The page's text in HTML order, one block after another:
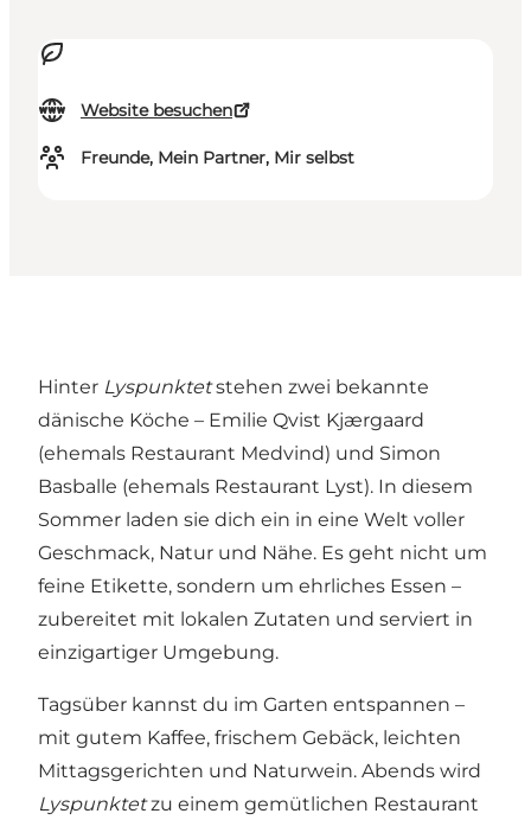
Website besuchen
Freunde, Mein Partner, Mir selbst
Hinter Lyspunktetstehen zwei bekannte
dänische Köche – Emilie Qvist Kjærgaard
(ehemals Restaurant Medvind) und Simon
Basballe (ehemals Restaurant Lyst). In diesem
Sommer laden sie dich ein in eine Welt voller
Geschmack, Natur und Nähe. Es geht nicht um
feine Etikette, sondern um ehrliches Essen –
zubereitet mit lokalen Zutaten und serviert in
einzigartiger Umgebung.
Tagsüber kannst du im Garten entspannen –
mit gutem Kaffee, frischem Gebäck, leichten
Mittagsgerichten und Naturwein. Abends wird
Lyspunktetzu einem gemütlichen Restaurant